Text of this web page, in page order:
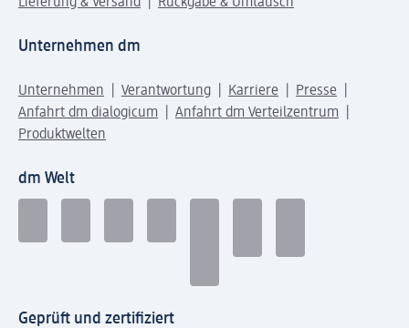
Unternehmen dm
Unternehmen Verantwortung Karriere
Presse
Anfahrt dm dialogicum
Anfahrt dm Verteilzentrum
Produktwelten
dm Welt
Geprüft und zertifiziert